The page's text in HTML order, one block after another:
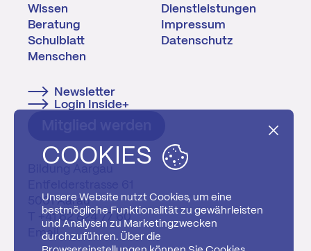
Wissen
Beratung
Schulblatt
Menschen
Dienstleistungen
Impressum
Datenschutz
Newsletter
Login Inside+
5001 Aarau
T +41 62 824 77 60
Email
COOKIES
Unsere Website nutzt Cookies, um eine
bestmögliche Funktionalität zu gewährleisten
und Analysen zu Marketingzwecken
durchzuführen. Über die